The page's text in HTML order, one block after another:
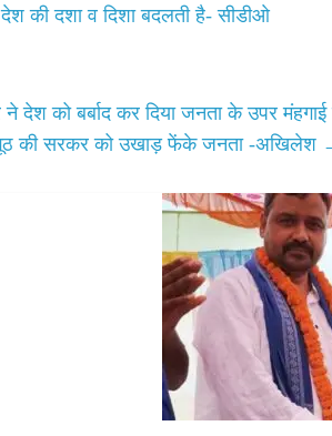
rकी दशा व दिशा बदलती है- सीडीओ
देश को बर्बाद कर दिया जनता के उपर मंहगाई
झूठ की सरकर को उखाड़ फेंके जनता -अखिलेश